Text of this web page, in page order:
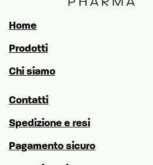
Home
Prodotti
Chi siamo
Contatti
Spedizione e resi
Pagamento sicuro